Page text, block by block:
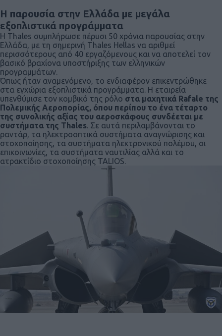
Η παρουσία στην Ελλάδα με μεγάλα
εξοπλιστικά προγράμματα
Η Thales συμπλήρωσε πέρυσι 50 χρόνια παρουσίας στην
Ελλάδα, με τη σημερινή Thales Hellas να αριθμεί
περισσότερους από 40 εργαζόμενους και να αποτελεί τον
βασικό βραχίονα υποστήριξης των ελληνικών
προγραμμάτων.
Όπως ήταν αναμενόμενο, το ενδιαφέρον επικεντρώθηκε
στα εγχώρια εξοπλιστικά προγράμματα. Η εταιρεία
υπενθύμισε τον κομβικό της ρόλο στα μαχητικά Rafale της
Πολεμικής Αεροπορίας, όπου περίπου το ένα τέταρτο
της συνολικής αξίας του αεροσκάφους συνδέεται με
συστήματα της Thales . Σε αυτά περιλαμβάνονται το
ραντάρ, τα ηλεκτροοπτικά συστήματα αναγνώρισης και
στοχοποίησης, τα συστήματα ηλεκτρονικού πολέμου, οι
επικοινωνίες, τα συστήματα ναυτιλίας αλλά και το
ατρακτίδιο στοχοποίησης TALIOS.